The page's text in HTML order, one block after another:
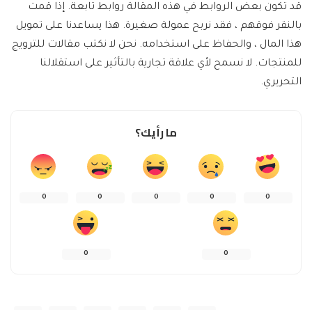
قد تكون بعض الروابط في هذه المقالة روابط تابعة. إذا قمت
بالنقر فوقهم ، فقد نربح عمولة صغيرة. هذا يساعدنا على تمويل
هذا المال ، والحفاظ على استخدامه. نحن لا نكتب مقالات للترويج
للمنتجات. لا نسمح لأي علاقة تجارية بالتأثير على استقلالنا
التحريري.
ما رأيك؟
0
0
0
0
0
0
0